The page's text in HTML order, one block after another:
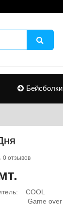
Бейсболки
0 отзывов
COOL
Game over